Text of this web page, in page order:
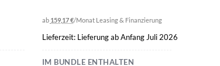
ab 159,17 €/Monat Leasing & Finanzierung
Lieferzeit: Lieferung ab Anfang Juli 2026
IM BUNDLE ENTHALTEN